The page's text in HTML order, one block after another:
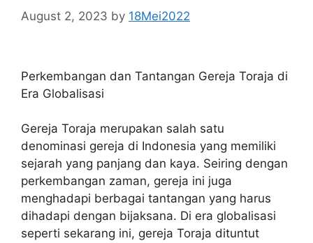
August 2, 2023 by 18Mei2022
Perkembangan dan Tantangan Gereja Toraja di
Era Globalisasi
Gereja Toraja merupakan salah satu
denominasi gereja di Indonesia yang memiliki
sejarah yang panjang dan kaya. Seiring dengan
perkembangan zaman, gereja ini juga
menghadapi berbagai tantangan yang harus
dihadapi dengan bijaksana. Di era globalisasi
seperti sekarang ini, gereja Toraja dituntut